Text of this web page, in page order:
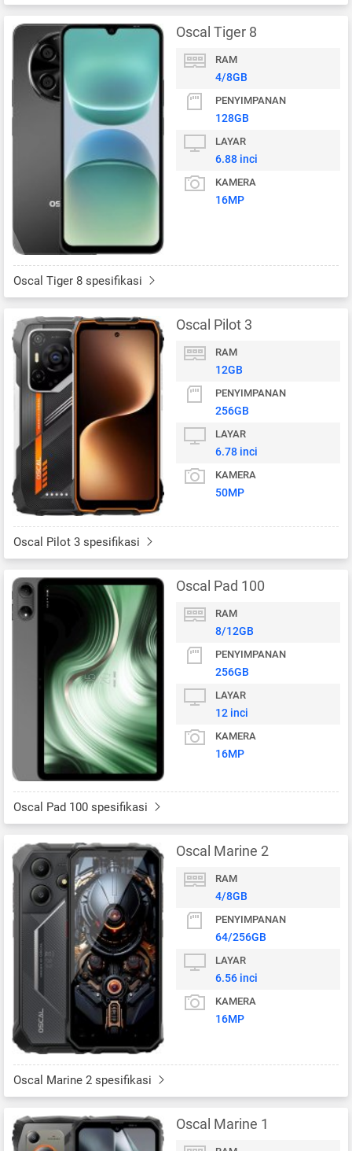
Oscal Tiger 8
RAM
4/8GB
PENYIMPANAN
128GB
LAYAR
6.88 inci
KAMERA
16MP
Oscal Tiger 8 spesifikasi
Oscal Pilot 3
RAM
12GB
PENYIMPANAN
256GB
LAYAR
6.78 inci
KAMERA
50MP
Oscal Pilot 3 spesifikasi
Oscal Pad 100
RAM
8/12GB
PENYIMPANAN
256GB
LAYAR
12 inci
KAMERA
16MP
Oscal Pad 100 spesifikasi
Oscal Marine 2
RAM
4/8GB
PENYIMPANAN
64/256GB
LAYAR
6.56 inci
KAMERA
16MP
Oscal Marine 2 spesifikasi
Oscal Marine 1